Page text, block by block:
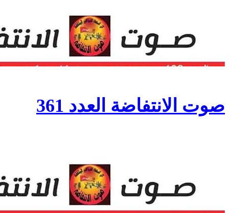
صوت الانتفاضة العدد 361